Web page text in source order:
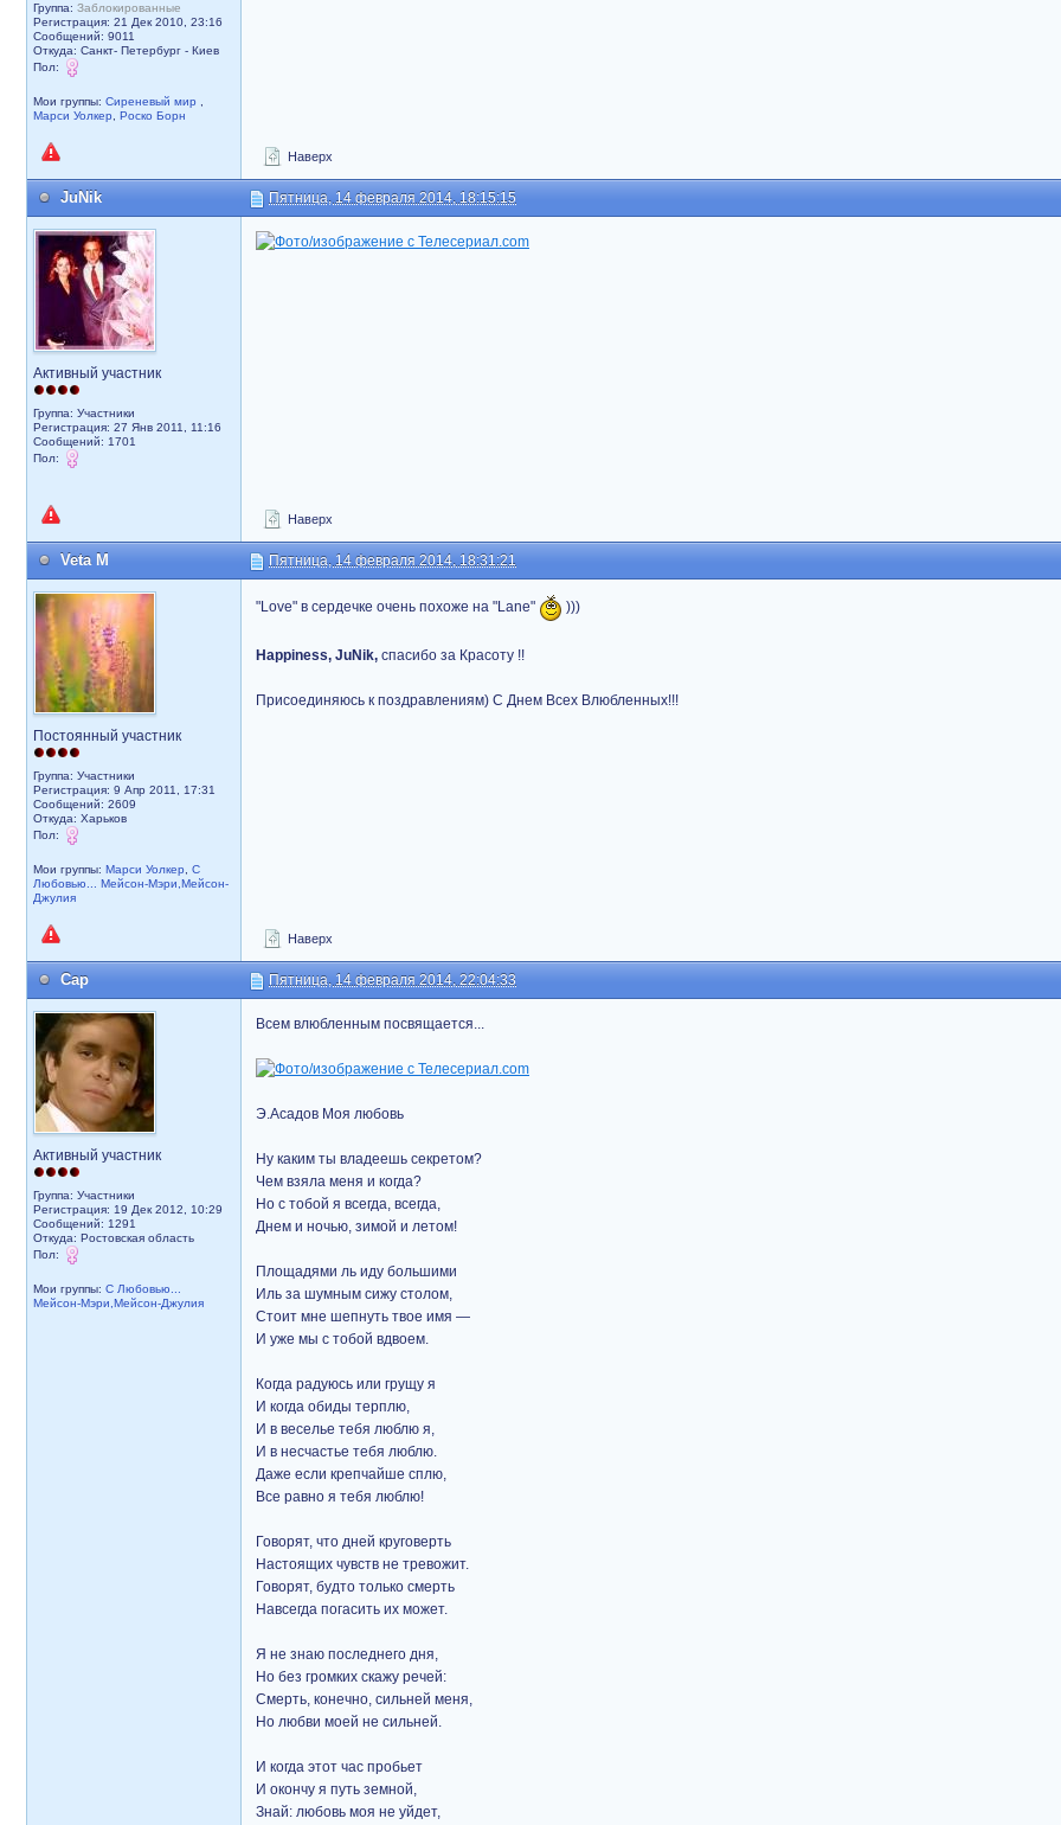
Группа: Заблокированные
Регистрация: 21 Дек 2010, 23:16
Сообщений: 9011
Откуда: Санкт- Петербург - Киев
Пол:
Мои группы: Сиреневый мир
Марси Уолкер
Роско Борн
Наверх
JuNik Пятница, 14 февраля 2014, 18:15:15
Активный участник
Группа: Участники
Регистрация: 27 Янв 2011, 11:16
Сообщений: 1701
Пол:
Наверх
Veta M Пятница, 14 февраля 2014, 18:31:21
Постоянный участник
Группа: Участники
Регистрация: 9 Апр 2011, 17:31
Сообщений: 2609
Откуда: Харьков
Пол:
Мои группы: Марси Уолкер
С
Любовью... Мейсон-Мэри,Мейсон-
Джулия
"Love" в сердечке очень похоже на "Lane" )))
Happiness, JuNik, спасибо за Красоту !!
Присоединяюсь к поздравлениям) С Днем Всех Влюбленных!!!
Наверх
Cap Пятница, 14 февраля 2014, 22:04:33
Активный участник
Группа: Участники
Регистрация: 19 Дек 2012, 10:29
Сообщений: 1291
Откуда: Ростовская область
Пол:
Мои группы: С Любовью...
Мейсон-Мэри,Мейсон-Джулия
Всем влюбленным посвящается...
Э.Асадов Моя любовь
Ну каким ты владеешь секретом?
Чем взяла меня и когда?
Но с тобой я всегда, всегда,
Днем и ночью, зимой и летом!
Площадями ль иду большими
Иль за шумным сижу столом,
Стоит мне шепнуть твое имя —
И уже мы с тобой вдвоем.
Когда радуюсь или грущу я
И когда обиды терплю,
И в веселье тебя люблю я,
И в несчастье тебя люблю.
Даже если крепчайше сплю,
Все равно я тебя люблю!
Говорят, что дней круговерть
Настоящих чувств не тревожит.
Говорят, будто только смерть
Навсегда погасить их может.
Я не знаю последнего дня,
Но без громких скажу речей:
Смерть, конечно, сильней меня,
Но любви моей не сильней.
И когда этот час пробьет
И окончу я путь земной,
Знай: любовь моя не уйдет,